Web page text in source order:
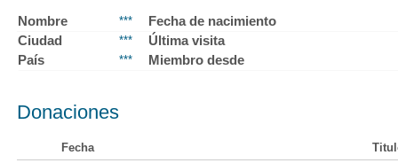
Contáctenos
Nombre ***
Fecha de nacimiento
Ciudad
***
Última visita
País
*** Miembro desde
Donaciones
Fecha